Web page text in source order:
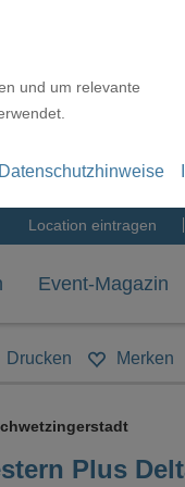
und um relevante
Datenschutzhinweise
Location eintragen
Event-Magazin
Drucken Merken
Plus